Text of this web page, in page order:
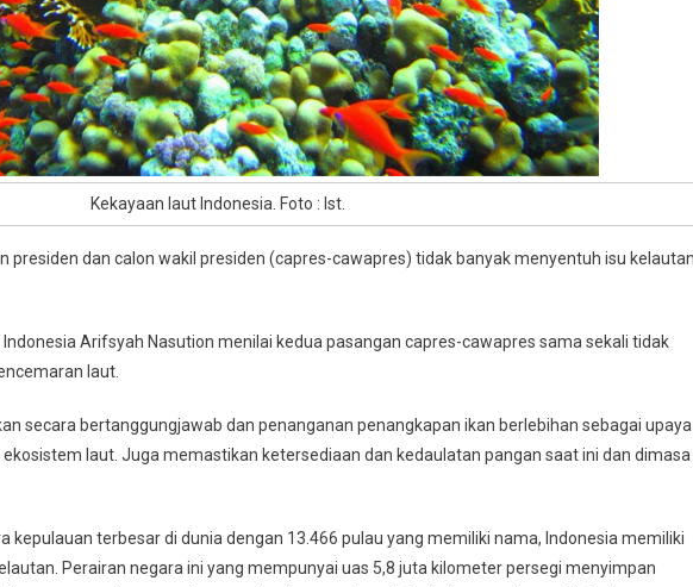
Kekayaan laut Indonesia. Foto : Ist.
presiden dan calon wakil presiden (capres-cawapres) tidak banyak menyentuh isu
Arifsyah Nasution menilai kedua pasangan capres-cawapres sama sekali tidak
laut.
secara bertanggungjawab dan penanganan penangkapan ikan berlebihan sebagai upaya
laut. Juga memastikan ketersediaan dan kedaulatan pangan saat ini dan dimasa
kepulauan terbesar di dunia dengan 13.466 pulau yang memiliki nama, Indonesia memiliki
Perairan negara ini yang mempunyai uas 5,8 juta kilometer persegi menyimpan